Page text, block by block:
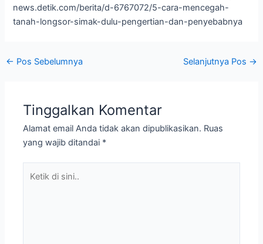
news.detik.com/berita/d-6767072/5-cara-mencegah-
tanah-longsor-simak-dulu-pengertian-dan-penyebabnya
← Pos Sebelumnya Selanjutnya Pos →
Tinggalkan Komentar
Alamat email Anda tidak akan dipublikasikan. Ruas
yang wajib ditandai *